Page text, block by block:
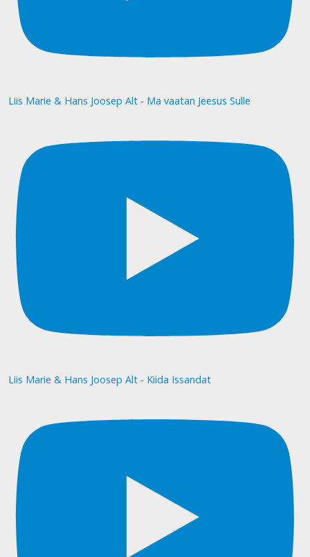
Liis Marie & Hans Joosep Alt - Ma vaatan Jeesus Sulle
Liis Marie & Hans Joosep Alt - Kiida Issandat